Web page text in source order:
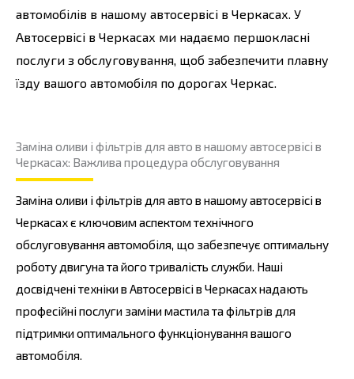
автомобілів в нашому автосервісі в Черкасах. У
Автосервісі в Черкасах ми надаємо першокласні
послуги з обслуговування, щоб забезпечити плавну
їзду вашого автомобіля по дорогах Черкас.
Заміна оливи і фільтрів для авто в нашому автосервісі в
Черкасах: Важлива процедура обслуговування
Заміна оливи і фільтрів для авто в нашому автосервісі в
Черкасах є ключовим аспектом технічного
обслуговування автомобіля, що забезпечує оптимальну
роботу двигуна та його тривалість служби. Наші
досвідчені техніки в Автосервісі в Черкасах надають
професійні послуги заміни мастила та фільтрів для
підтримки оптимального функціонування вашого
автомобіля.